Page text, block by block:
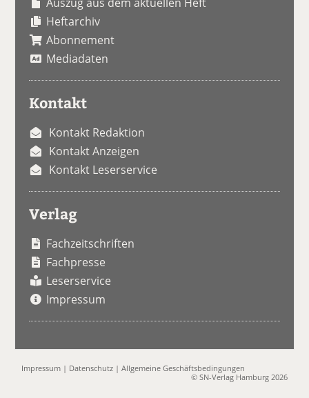
Heftarchiv
Abonnement
Mediadaten
Kontakt
Kontakt Redaktion
Kontakt Anzeigen
Kontakt Leserservice
Verlag
Fachzeitschriften
Fachpresse
Leserservice
Impressum
Impressum | Datenschutz |Allgemeine Geschäftsbedingungen
© SN-Verlag Hamburg 2026